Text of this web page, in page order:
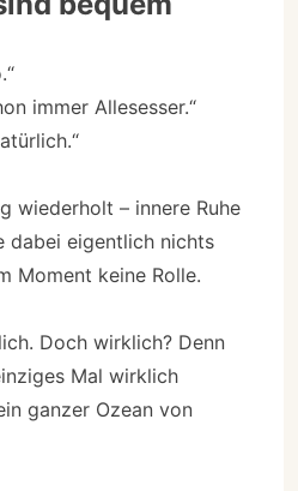
immer Allesesser.“
wiederholt – innere Ruhe
dabei eigentlich nichts
Moment keine Rolle.
Doch wirklich? Denn
Mal wirklich
ganzer Ozean von